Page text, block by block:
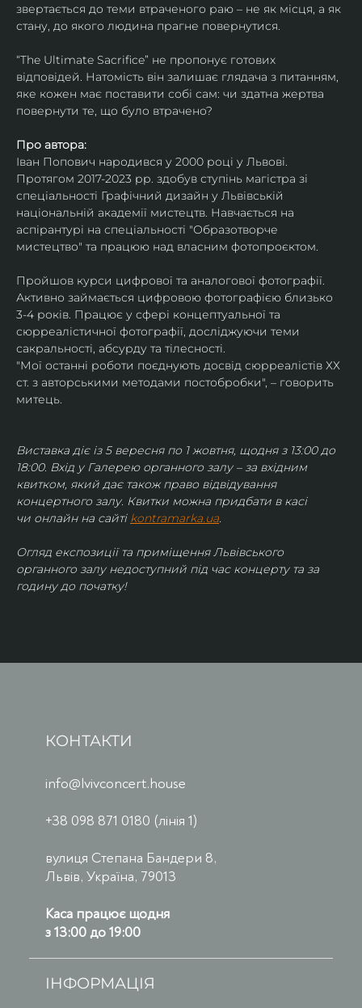
звертається до теми втраченого раю – не як місця, а як
стану, до якого людина прагне повернутися.
“The Ultimate Sacrifice” не пропонує готових
відповідей. Натомість він залишає глядача з питанням,
яке кожен має поставити собі сам: чи здатна жертва
повернути те, що було втрачено?
Про автора:
Іван Попович народився у 2000 році у Львові.
Протягом 2017-2023 рр. здобув ступінь магістра зі
спеціальності Графічний дизайн у Львівській
національній академії мистецтв. Навчається на
аспірантурі на спеціальності "Образотворче
мистецтво" та працюю над власним фотопроєктом.
Пройшов курси цифрової та аналогової фотографії.
Активно займається цифровою фотографією близько
3-4 років. Працює у сфері концептуальної та
сюрреалістичної фотографії, досліджуючи теми
сакральності, абсурду та тілесності.
"Мої останні роботи поєднують досвід сюрреалістів ХХ
ст. з авторськими методами постобробки", – говорить
митець.
Виставка діє із 5 вересня по 1 жовтня, щодня з 13:00 до
18:00. Вхід у Галерею органного залу – за вхідним
квитком, який дає також право відвідування
концертного залу. Квитки можна придбати в касі
чи онлайн на сайті kontramarka.ua.
Огляд експозиції та приміщення Львівського
органного залу недоступний під час концерту та за
годину до початку!
КОНТАКТИ
info@lvivconcert.house
+38 098 871 0180 (лінія 1)
вулиця Степана Бандери 8,
Львів, Україна, 79013
Каса працює щодня
з 13:00 до 19:00
ІНФОРМАЦІЯ